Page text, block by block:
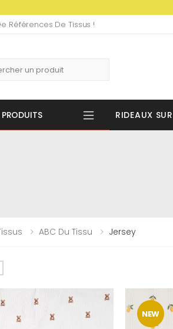
Références De Tissus !
PRODUITS RIDEAUX
ABC Du Tissu Jersey
NEW